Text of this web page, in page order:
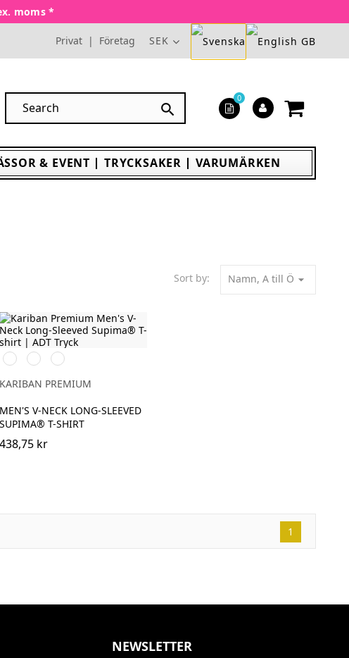
moms *
Privat | Företag SEK

0
& EVENT TRYCKSAKER VARUMÄRKEN
Sort by: Namn, A till Ö arrow_drop_down
Svart Vit
Deep
Navy
KARIBAN PREMIUM
MEN'S V-NECK LONG-SLEEVED
SUPIMA® T-SHIRT
438,75 kr
1
NEWSLETTER